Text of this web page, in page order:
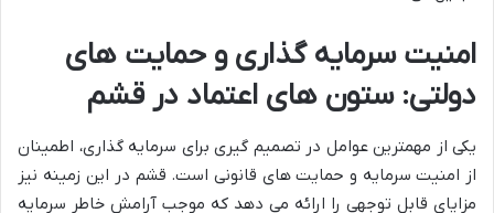
امنیت سرمایه گذاری و حمایت های
دولتی: ستون های اعتماد در قشم
یکی از مهمترین عوامل در تصمیم گیری برای سرمایه گذاری، اطمینان
از امنیت سرمایه و حمایت های قانونی است. قشم در این زمینه نیز
مزایای قابل توجهی را ارائه می دهد که موجب آرامش خاطر سرمایه